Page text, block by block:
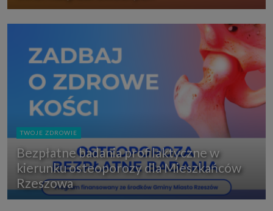
TWOJE ZDROWIE
Bezpłatne badania profilaktyczne w
kierunku osteoporozy dla Mieszkańców
Rzeszowa